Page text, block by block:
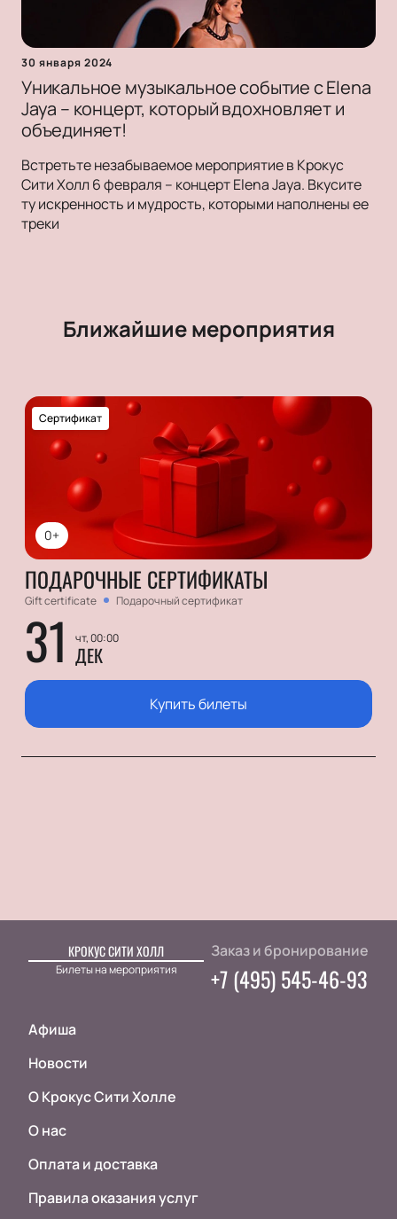
30 января 2024
Уникальное музыкальное событие с Elena
Jaya – концерт, который вдохновляет и
объединяет!
Встретьте незабываемое мероприятие в Крокус
Сити Холл 6 февраля – концерт Elena Jaya. Вкусите
ту искренность и мудрость, которыми наполнены ее
треки
Ближайшие мероприятия
0+
Сертификат
ПОДАРОЧНЫЕ СЕРТИФИКАТЫ
Gift certificate Подарочный сертификат
31 чт, 00:00
ДЕК
Купить билеты
КРОКУС СИТИ ХОЛЛ
Билеты на мероприятия
Афиша
Новости
О Крокус Сити Холле
О нас
Оплата и доставка
Правила оказания услуг
Заказ и бронирование
+7 (495) 545-46-93